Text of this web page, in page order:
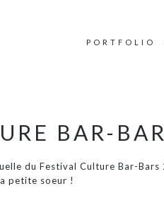
PORTFOLIO
BAR-
du Festival Culture Bar-Bars
petite soeur !